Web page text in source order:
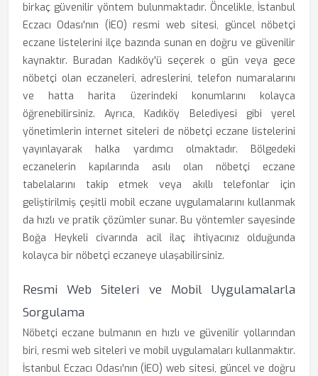
birkaç güvenilir yöntem bulunmaktadır. Öncelikle, İstanbul
Eczacı Odası'nın (İEO) resmi web sitesi, güncel nöbetçi
eczane listelerini ilçe bazında sunan en doğru ve güvenilir
kaynaktır. Buradan Kadıköy'ü seçerek o gün veya gece
nöbetçi olan eczaneleri, adreslerini, telefon numaralarını
ve hatta harita üzerindeki konumlarını kolayca
öğrenebilirsiniz. Ayrıca, Kadıköy Belediyesi gibi yerel
yönetimlerin internet siteleri de nöbetçi eczane listelerini
yayınlayarak halka yardımcı olmaktadır. Bölgedeki
eczanelerin kapılarında asılı olan nöbetçi eczane
tabelalarını takip etmek veya akıllı telefonlar için
geliştirilmiş çeşitli mobil eczane uygulamalarını kullanmak
da hızlı ve pratik çözümler sunar. Bu yöntemler sayesinde
Boğa Heykeli civarında acil ilaç ihtiyacınız olduğunda
kolayca bir nöbetçi eczaneye ulaşabilirsiniz.
Resmi Web Siteleri ve Mobil Uygulamalarla
Sorgulama
Nöbetçi eczane bulmanın en hızlı ve güvenilir yollarından
biri, resmi web siteleri ve mobil uygulamaları kullanmaktır.
İstanbul Eczacı Odası'nın (İEO) web sitesi, güncel ve doğru